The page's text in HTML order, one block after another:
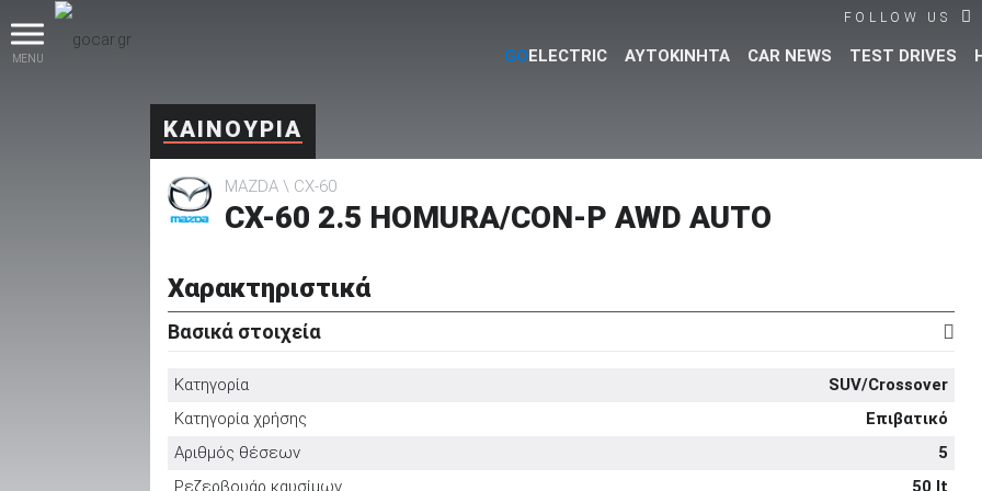
MENU
FOLLOW US
GOELECTRIC ΑΥΤΟΚΙΝΗΤΑ CAR NEWS TEST DRIVES
βρες το!
ΚΑΙΝΟΥΡΙΑ
MAZDA CX-60
CX-60 2.5 HOMURA/CON-P AWD AUTO
Χαρακτηριστικά
Βασικά στοιχεία
Κατηγορία
SUV/Crossover
Κατηγορία χρήσης
Επιβατικό
Αριθμός θέσεων
5
Ρεζερβουάρ καυσίμων
50 lt